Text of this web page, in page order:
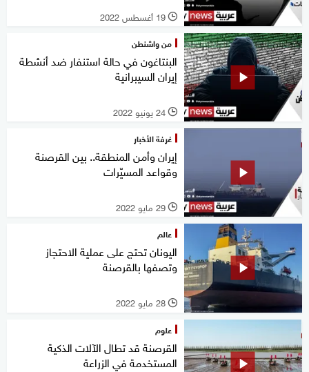
l 19 أغسطس 2022
من واشنطن
البنتاغون في حالة استنفار ضد أنشطة
إيران السيبرانية
l 24 يونيو 2022
غرفة الأخبار
إيران وأمن المنطقة.. بين القرصنة
وقواعد المسيّرات
l 29 مايو 2022
عالم
اليونان تحتج على عملية الاحتجاز
وتصفها بالقرصنة
l 28 مايو 2022
علوم
القرصنة قد تطال الآلات الذكية
المستخدمة في الزراعة